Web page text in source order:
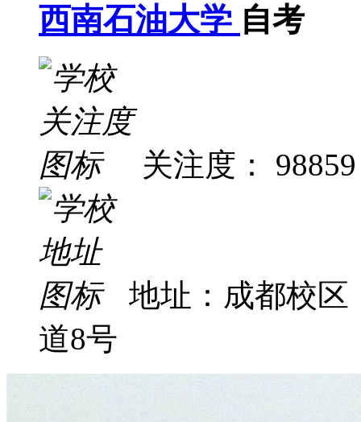
西南石油大学 自考
关注度： 98859
地址：成都校区
道8号